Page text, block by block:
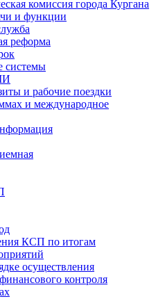
комиссия города Кургана
и функции
реформа
системы
и рабочие поездки
и международное
КСП по итогам
осуществления
контроля